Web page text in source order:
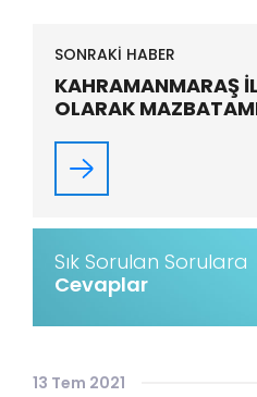
SONRAKİ HABER
KAHRAMANMARAŞ
OLARAK
Sık Sorulan Sorulara
Cevaplar
13 Tem 2021